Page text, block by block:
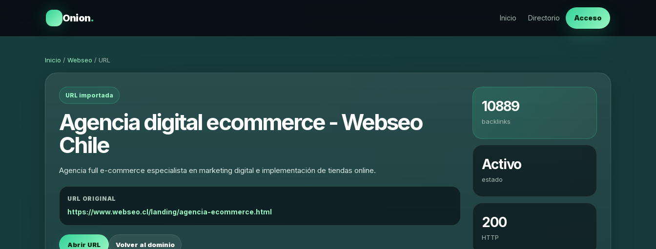
Onion. Inicio Directorio Acceso
Inicio / Webseo / URL
URL importada
Agencia digital ecommerce - Webseo
Chile
Agencia full e-commerce especialista en marketing digital e implementación de tiendas online.
URL ORIGINAL
https://www.webseo.cl/landing/agencia-ecommerce.html
Abrir URL Volver al dominio
10889
backlinks
Activo
estado
200
HTTP